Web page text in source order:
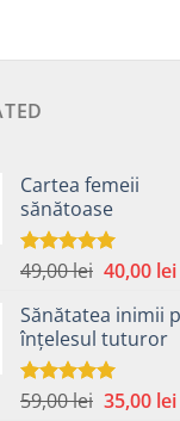
Cartea femeii
sănătoase
Evaluat la
49,00lei Prețul
a
fost:
49,00 lei.
40,00 lei
Sănătatea inimii
înțelesul tuturor
Evaluat la
59,00lei Prețul
35,00 lei